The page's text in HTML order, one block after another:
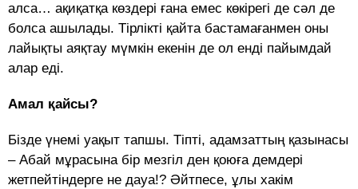
алса… ақиқатқа көздері ғана емес көкірегі де сәл де
болса ашылады. Тірлікті қайта бастамағанмен оны
лайықты аяқтау мүмкін екенін де ол енді пайымдай
алар еді.
Амал қайсы?
Бізде үнемі уақыт тапшы. Тіпті, адамзаттың қазынасы
– Абай мұрасына бір мезгіл ден қоюға демдері
жетпейтіндерге не дауа!? Әйтпесе, ұлы хакім